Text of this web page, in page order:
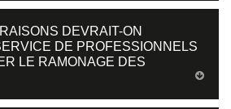
DEVRAIT-ON
DE PROFESSIONNELS
LE RAMONAGE DES